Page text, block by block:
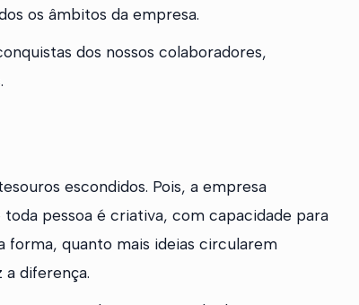
os âmbitos da empresa.
dos nossos colaboradores,
escondidos. Pois, a empresa
pessoa é criativa, com capacidade para
forma, quanto mais ideias circularem
diferença.